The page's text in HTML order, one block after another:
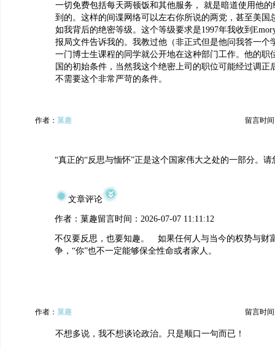
一切免费包括每天两顿饭和其他服务， 就是暗道使用他
到的。这样的间谍网络可以左右你所说的两党，甚至美国
如我背后的绝密等级。这个等级要求是1997年我收到
报局文件告诉我的。我教过他（非正式但是他问我答一个
一门博士生课程的同学就公开地在这种部门工作。他的职
国的初始条件，当然我这个绝密上司的职位可能经过调正
不需要这个非常严苛的条件。
作者： 菓趣 留言时间
“真正的“反思与愐怀”正是这个国家伟大之处的一部分。请
文章评论
作者：菓趣留言时间：2026-07-07 11:11:12
不仅要反思，也要知趣。 如果任何人与当今的权势与财
争，“你”也不一定能够保全性命或者家人。
作者： 菓趣 留言时间
不想多说，我不想谈论政治。只是顺口一句而已！